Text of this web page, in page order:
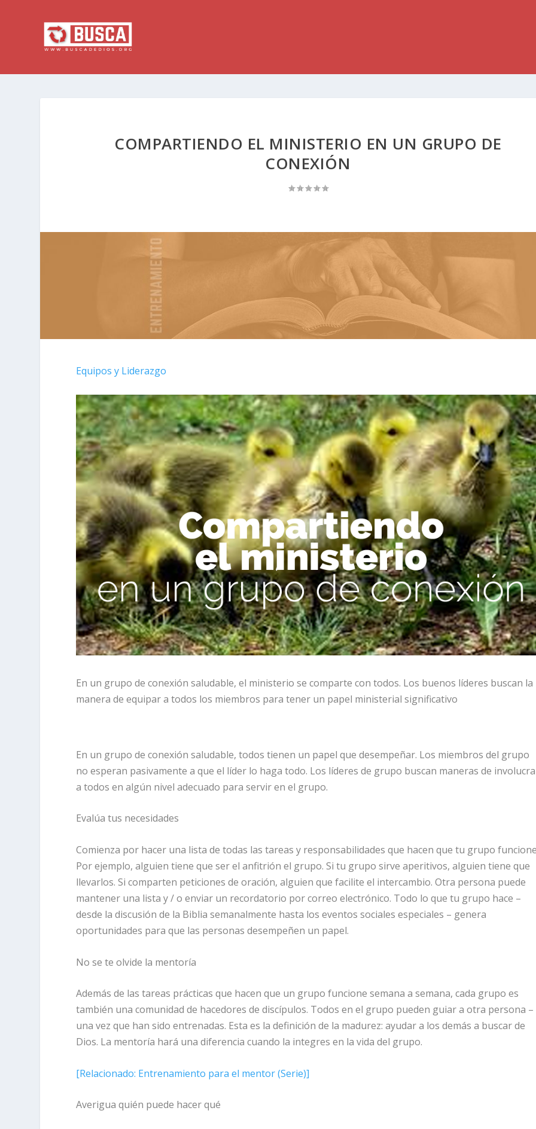
COMPARTIENDO EL MINISTERIO EN UN GRUPO DE
CONEXIÓN
Equipos y Liderazgo
En un grupo de conexión saludable, el ministerio se comparte con todos. Los buenos líderes buscan la
manera de equipar a todos los miembros para tener un papel ministerial significativo
En un grupo de conexión saludable, todos tienen un papel que desempeñar. Los miembros del grupo
no esperan pasivamente a que el líder lo haga todo. Los líderes de grupo buscan maneras de
a todos en algún nivel adecuado para servir en el grupo.
Evalúa tus necesidades
Comienza por hacer una lista de todas las tareas y responsabilidades que hacen que tu grupo
Por ejemplo, alguien tiene que ser el anfitrión el grupo. Si tu grupo sirve aperitivos, alguien tiene que
llevarlos. Si comparten peticiones de oración, alguien que facilite el intercambio. Otra persona puede
mantener una lista y / o enviar un recordatorio por correo electrónico. Todo lo que tu grupo hace –
desde la discusión de la Biblia semanalmente hasta los eventos sociales especiales – genera
oportunidades para que las personas desempeñen un papel.
No se te olvide la mentoría
Además de las tareas prácticas que hacen que un grupo funcione semana a semana, cada grupo es
también una comunidad de hacedores de discípulos. Todos en el grupo pueden guiar a otra persona –
una vez que han sido entrenadas. Esta es la definición de la madurez: ayudar a los demás a buscar de
Dios. La mentoría hará una diferencia cuando la integres en la vida del grupo.
[Relacionado: Entrenamiento para el mentor (Serie)]
Averigua quién puede hacer qué